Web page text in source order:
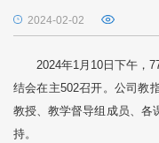
2024-02-02
2024年1月10日下午，
结会在主502召开。公司教
教授、教学督导组成员、各
持。